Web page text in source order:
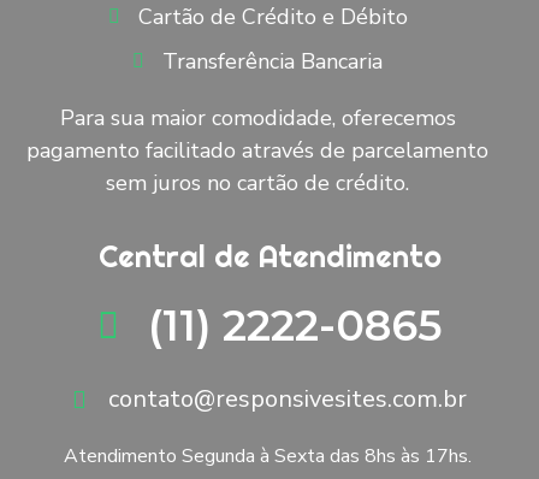
Cartão de Crédito e Débito
Transferência Bancaria
Para sua maior comodidade, oferecemos
pagamento facilitado através de parcelamento
sem juros no cartão de crédito.
Central de Atendimento
(11) 2222-0865
contato@responsivesites.com.br
Atendimento Segunda à Sexta das 8hs às 17hs.